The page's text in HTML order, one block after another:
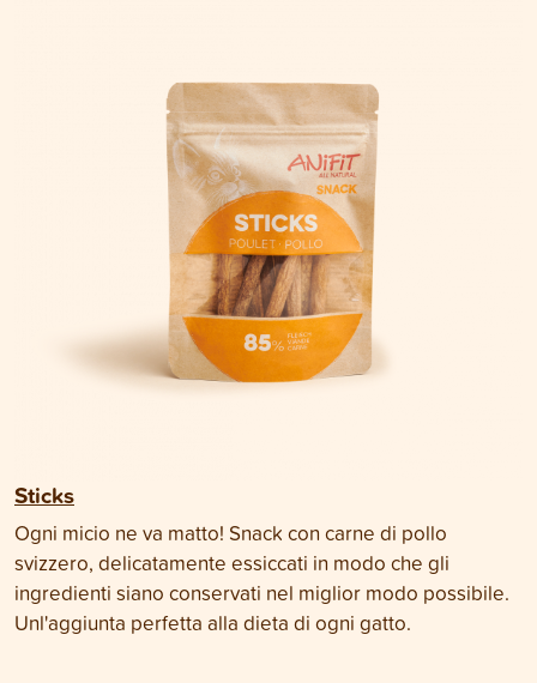
Sticks
Ogni micio ne va matto! Snack con carne di pollo
svizzero, delicatamente essiccati in modo che gli
ingredienti siano conservati nel miglior modo possibile.
Unl'aggiunta perfetta alla dieta di ogni gatto.